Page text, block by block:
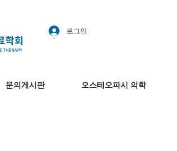
로그인
문의게시판 오스테오파시 의학